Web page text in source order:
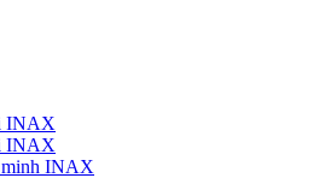
INAX
INAX
minh INAX